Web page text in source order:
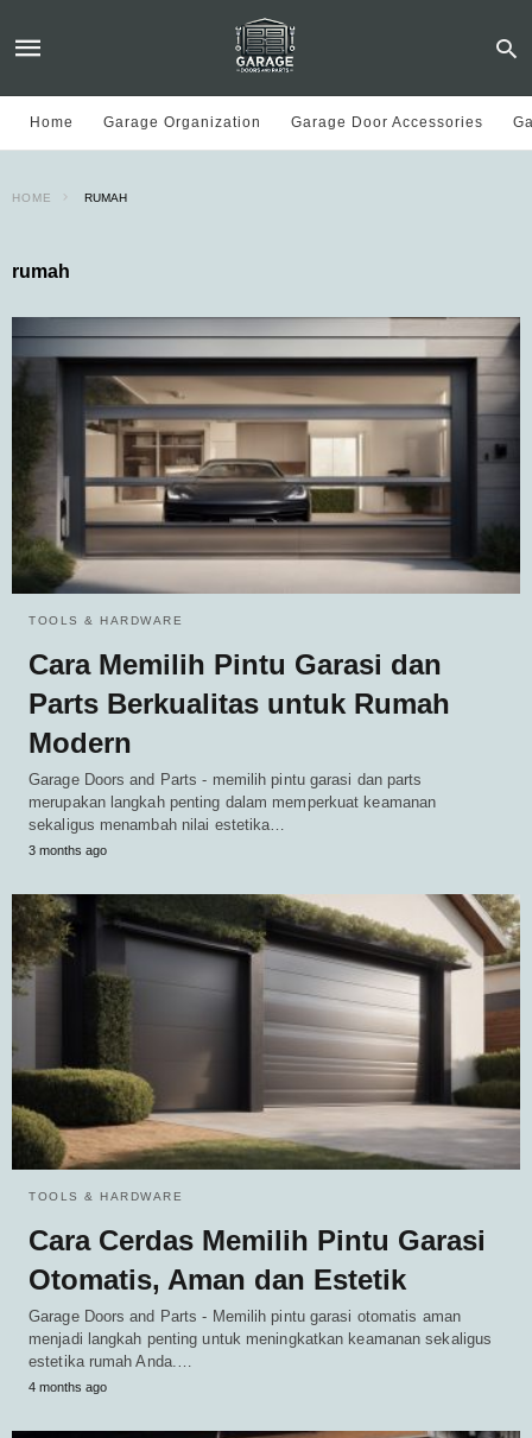
Home Garage Organization Garage Door Accessories
HOME RUMAH
rumah
TOOLS & HARDWARE
Cara Memilih Pintu Garasi dan
Parts Berkualitas untuk Rumah
Modern
Garage Doors and Parts - memilih pintu garasi dan parts
merupakan langkah penting dalam memperkuat keamanan
sekaligus menambah nilai estetika…
3 months ago
TOOLS & HARDWARE
Cara Cerdas Memilih Pintu Garasi
Otomatis, Aman dan Estetik
Garage Doors and Parts - Memilih pintu garasi otomatis aman
menjadi langkah penting untuk meningkatkan keamanan sekaligus
estetika rumah Anda.…
4 months ago